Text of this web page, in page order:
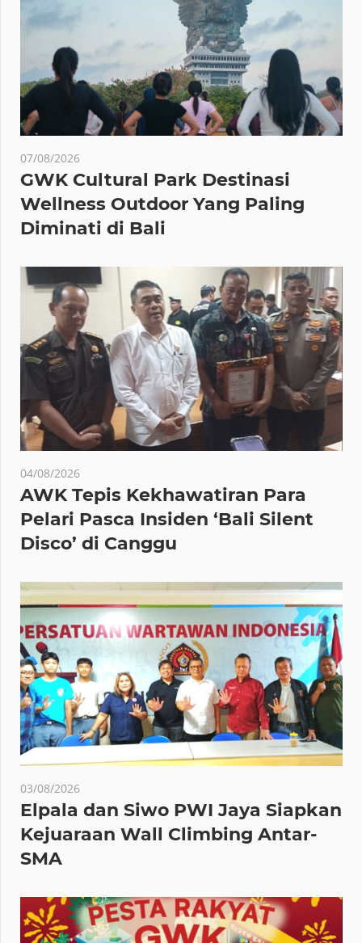
07/08/2026
GWK Cultural Park Destinasi
Wellness Outdoor Yang Paling
Diminati di Bali
04/08/2026
AWK Tepis Kekhawatiran Para
Pelari Pasca Insiden ‘Bali Silent
Disco’ di Canggu
03/08/2026
Elpala dan Siwo PWI Jaya Siapkan
Kejuaraan Wall Climbing Antar-
SMA